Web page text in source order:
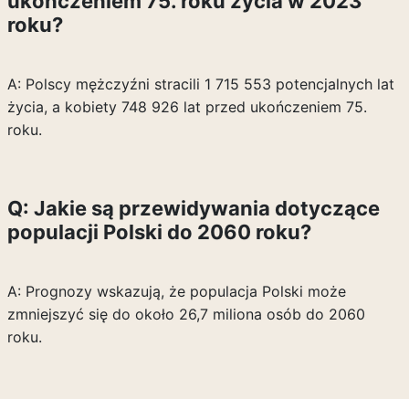
roku?
A: Polscy mężczyźni stracili 1 715 553 potencjalnych lat
życia, a kobiety 748 926 lat przed ukończeniem 75.
roku.
Q: Jakie są przewidywania dotyczące
populacji Polski do 2060 roku?
A: Prognozy wskazują, że populacja Polski może
zmniejszyć się do około 26,7 miliona osób do 2060
roku.